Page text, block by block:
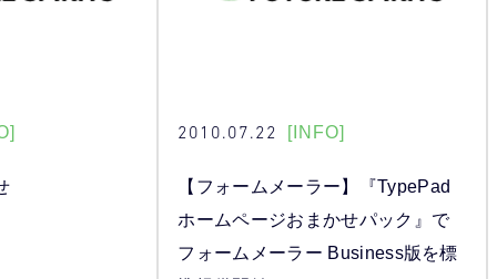
2010.07.22 [INFO]
【フォームメーラー】『TypePad
ホームページおまかせパック』で
フォームメーラー Business版を標